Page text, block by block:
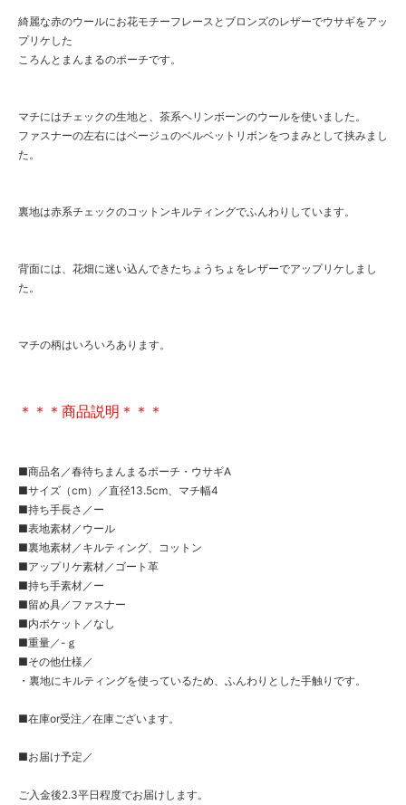
綺麗な赤のウールにお花モチーフレースとブロンズのレザーでウサギをアッ
プリケした
ころんとまんまるのポーチです。
マチにはチェックの生地と、茶系ヘリンボーンのウールを使いました。
ファスナーの左右にはベージュのベルベットリボンをつまみとして挟みまし
た。
裏地は赤系チェックのコットンキルティングでふんわりしています。
背面には、花畑に迷い込んできたちょうちょをレザーでアップリケしまし
た。
マチの柄はいろいろあります。
＊＊＊商品説明＊＊＊
■商品名／春待ちまんまるポーチ・ウサギA
■サイズ（cm）／直径13.5cm、マチ幅4
■持ち手長さ／ー
■表地素材／ウール
■裏地素材／キルティング、コットン
■アップリケ素材／ゴート革
■持ち手素材／ー
■留め具／ファスナー
■内ポケット／なし
■重量／-ｇ
■その他仕様／
・裏地にキルティングを使っているため、ふんわりとした手触りです。
■在庫or受注／在庫ございます。
■お届け予定／
ご入金後2.3平日程度でお届けします。